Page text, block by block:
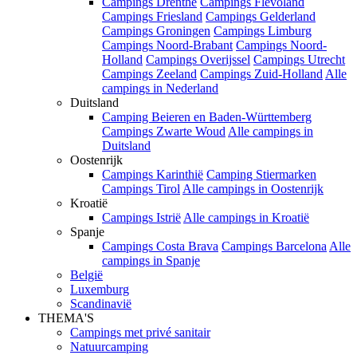
Campings Friesland Campings Gelderland
Campings Groningen Campings Limburg
Campings Noord-Brabant Campings Noord-
Holland Campings Overijssel Campings Utrecht
Campings Zeeland Campings Zuid-Holland Alle
campings in Nederland
Duitsland
Camping Beieren en Baden-Württemberg
Campings Zwarte Woud Alle campings in
Duitsland
Oostenrijk
Campings Karinthië Camping Stiermarken
Campings Tirol Alle campings in Oostenrijk
Kroatië
Campings Istrië Alle campings in Kroatië
Spanje
Campings Costa Brava Campings Barcelona Alle
campings in Spanje
België
Luxemburg
Scandinavië
THEMA'S
Campings met privé sanitair
Natuurcamping